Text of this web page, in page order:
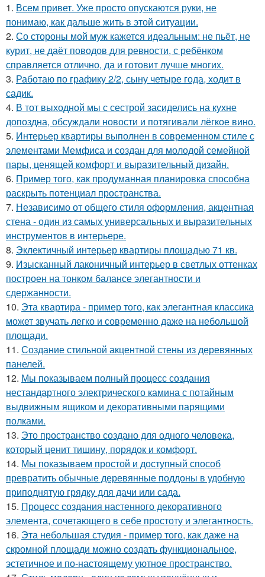
1. Всем привет. Уже просто опускаются руки, не
понимаю, как дальше жить в этой ситуации.
2. Со стороны мой муж кажется идеальным: не пьёт, не
курит, не даёт поводов для ревности, с ребёнком
справляется отлично, да и готовит лучше многих.
3. Работаю по графику 2/2, сыну четыре года, ходит в
садик.
4. В тот выходной мы с сестрой засиделись на кухне
допоздна, обсуждали новости и потягивали лёгкое вино.
5. Интерьер квартиры выполнен в современном стиле с
элементами Мемфиса и создан для молодой семейной
пары, ценящей комфорт и выразительный дизайн.
6. Пример того, как продуманная планировка способна
раскрыть потенциал пространства.
7. Независимо от общего стиля оформления, акцентная
стена - один из самых универсальных и выразительных
инструментов в интерьере.
8. Эклектичный интерьер квартиры площадью 71 кв.
9. Изысканный лаконичный интерьер в светлых оттенках
построен на тонком балансе элегантности и
сдержанности.
10. Эта квартира - пример того, как элегантная классика
может звучать легко и современно даже на небольшой
площади.
11. Создание стильной акцентной стены из деревянных
панелей.
12. Мы показываем полный процесс создания
нестандартного электрического камина с потайным
выдвижным ящиком и декоративными парящими
полками.
13. Это пространство создано для одного человека,
который ценит тишину, порядок и комфорт.
14. Мы показываем простой и доступный способ
превратить обычные деревянные поддоны в удобную
приподнятую грядку для дачи или сада.
15. Процесс создания настенного декоративного
элемента, сочетающего в себе простоту и элегантность.
16. Эта небольшая студия - пример того, как даже на
скромной площади можно создать функциональное,
эстетичное и по-настоящему уютное пространство.